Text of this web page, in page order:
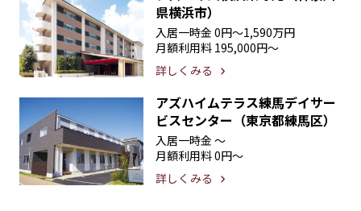
県横浜市）
入居一時金 0円〜1,590万円
月額利用料 195,000円〜
詳しくみる
アズハイムテラス練馬デイサー
ビスセンター（東京都練馬区）
入居一時金 〜
月額利用料0円〜
詳しくみる